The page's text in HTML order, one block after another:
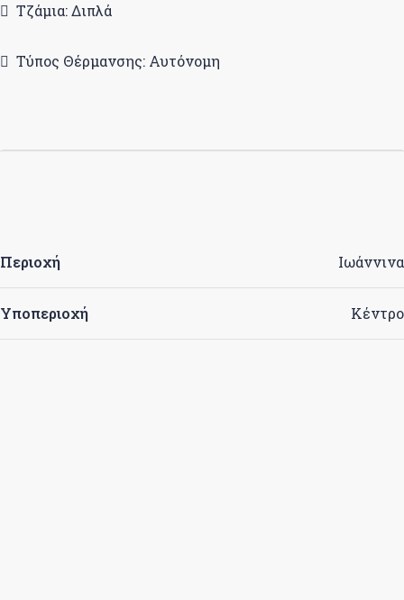
Τζάμια: Διπλά
Τύπος Θέρμανσης: Αυτόνομη
Περιοχή Ιωάννινα
Υποπεριοχή Κέντρο